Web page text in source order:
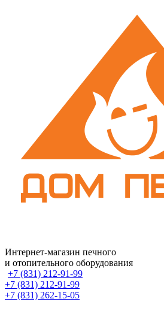
Интернет-магазин печного
и отопительного оборудования
+7 (831) 212-91-99
+7 (831) 212-91-99
+7 (831) 262-15-05